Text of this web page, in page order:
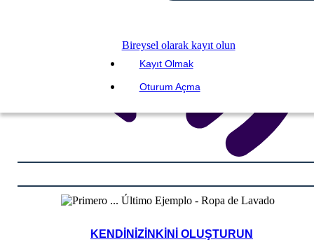
Bireysel olarak kayıt olun
Kayıt Olmak
Oturum Açma
KENDINIZINKINI OLUŞTURUN